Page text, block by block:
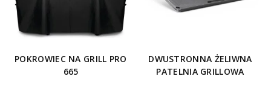
POKROWIEC NA GRILL PRO
665
DWUSTRONNA ŻELIWNA
PATELNIA GRILLOWA